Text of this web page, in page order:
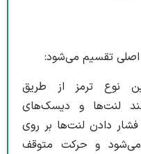
اصلی تقسیم می‌شود:
نوع ترمز از طریق
لنت‌ها و دیسک‌های
دادن لنت‌ها بر روی
و حرکت متوقف